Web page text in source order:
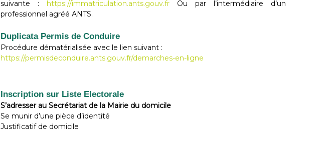
suivante : https://immatriculation.ants.gouv.fr Ou par l’intermédiaire d’un
professionnel agréé ANTS.
Duplicata Permis de Conduire
Procédure dématérialisée avec le lien suivant :
https://permisdeconduire.ants.gouv.fr/demarches-en-ligne
Inscription sur Liste Electorale
S’adresser au Secrétariat de la Mairie du domicile
Se munir d’une pièce d’identité
Justificatif de domicile